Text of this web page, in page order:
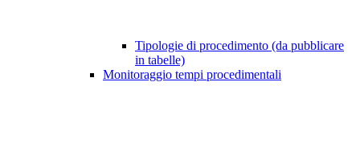
Tipologie di procedimento (da pubblicare
in tabelle)
Monitoraggio tempi procedimentali